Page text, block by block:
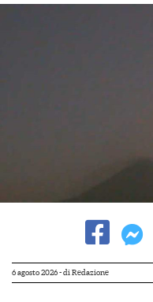
6 agosto 2026- di Redazione